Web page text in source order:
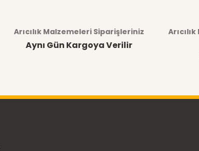
Arıcılık Malzemeleri Siparişleriniz
Aynı Gün Kargoya Verilir